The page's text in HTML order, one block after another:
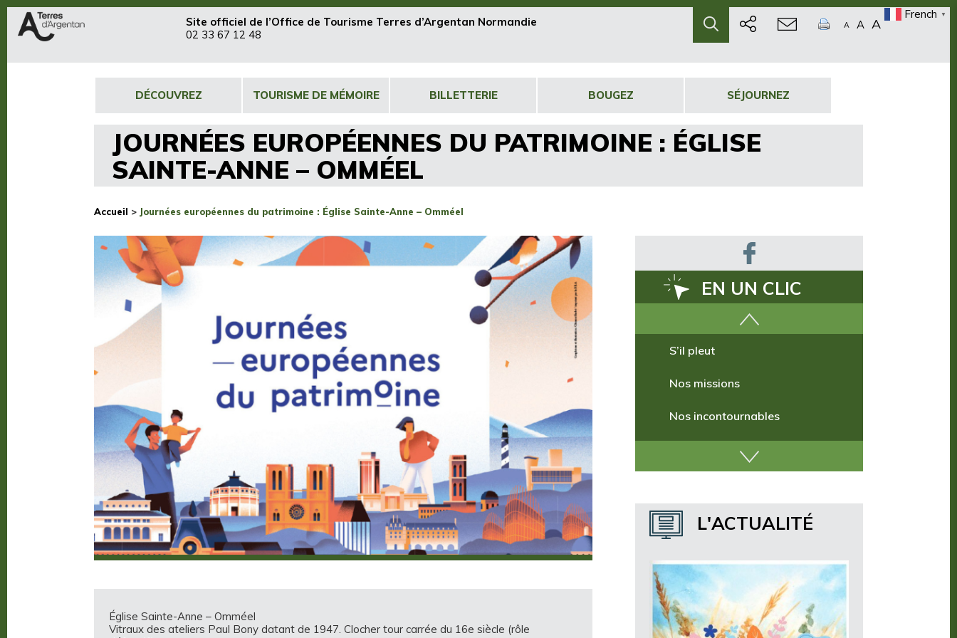
Site officiel de l’Office de Tourisme Terres d’Argentan Normandie
02 33 67 12 48
A A A
French ▼
DÉCOUVREZ TOURISME DE MÉMOIRE BILLETTERIE BOUGEZ SÉJOURNEZ
JOURNÉES EUROPÉENNES DU PATRIMOINE : ÉGLISE
SAINTE-ANNE – OMMÉEL
Accueil > Journées européennes du patrimoine : Église Sainte-Anne – Omméel
Église Sainte-Anne – Omméel
Vitraux des ateliers Paul Bony datant de 1947. Clocher tour carrée du 16e siècle (rôle
EN UN CLIC
Comment venir ?
S’il pleut
Nos missions
Nos incontournables
Où dormir ?
L'ACTUALITÉ